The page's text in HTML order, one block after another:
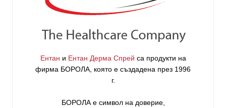
Ентан и Ентан Дерма Спрей са продукти на
фирма БОРОЛА , която е създадена през 1996
г.
БОРОЛА е символ на доверие,